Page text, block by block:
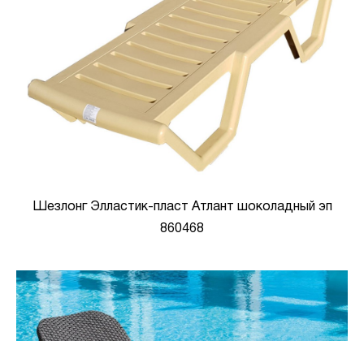
Шезлонг Элластик-пласт Атлант шоколадный эп
860468